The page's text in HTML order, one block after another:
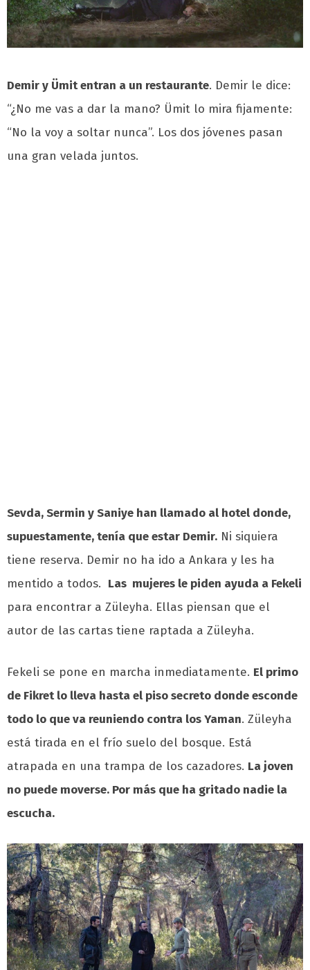
Demir y Ümit entran a un restaurante. Demir le dice:
“¿No me vas a dar la mano? Ümit lo mira fijamente:
“No la voy a soltar nunca”. Los dos jóvenes pasan
una gran velada juntos.
Sevda, Sermin y Saniye han llamado al hotel donde,
supuestamente, tenía que estar Demir. Ni siquiera
tiene reserva. Demir no ha ido a Ankara y les ha
mentido a todos. Las mujeres le piden ayuda a Fekeli
para encontrar a Züleyha. Ellas piensan que el
autor de las cartas tiene raptada a Züleyha.
Fekeli se pone en marcha inmediatamente. El primo
de Fikret lo lleva hasta el piso secreto donde esconde
todo lo que va reuniendo contra los Yaman. Züleyha
está tirada en el frío suelo del bosque. Está
atrapada en una trampa de los cazadores. La joven
no puede moverse. Por más que ha gritado nadie la
escucha.